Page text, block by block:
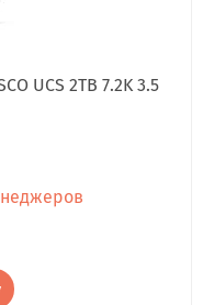
UCS 2TB 7.2K 3.5